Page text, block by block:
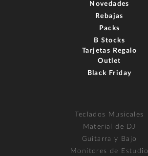
Novedades
Rebajas
Packs
B Stocks
Tarjetas Regalo
Outlet
Black Friday
Teclados Musicales
Material de DJ
Guitarra y Bajo
Monitores de Estudio